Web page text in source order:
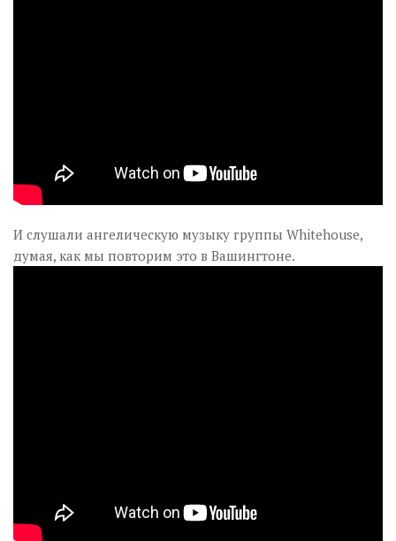
И слушали ангелическую музыку группы Whitehouse,
думая, как мы повторим это в Вашингтоне.